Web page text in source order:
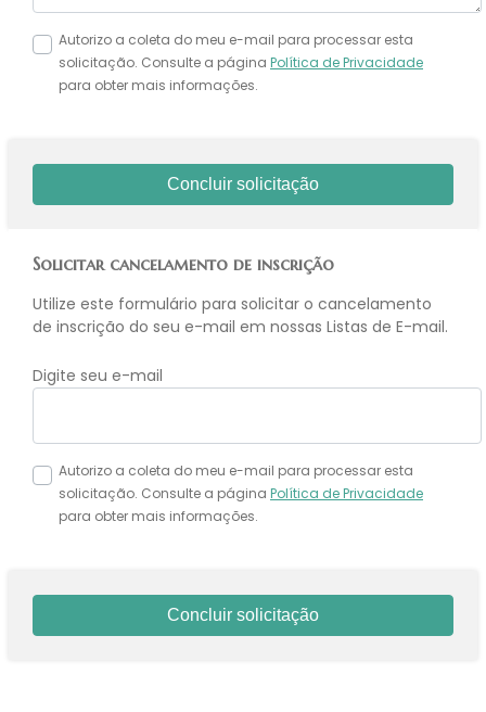
Autorizo a coleta do meu e-mail para processar esta
solicitação. Consulte a página Política de Privacidade
para obter mais informações.
Concluir solicitação
Solicitar cancelamento de inscrição
Utilize este formulário para solicitar o cancelamento
de inscrição do seu e-mail em nossas Listas de E-mail.
Digite seu e-mail
Autorizo a coleta do meu e-mail para processar esta
solicitação. Consulte a página Política de Privacidade
para obter mais informações.
Concluir solicitação